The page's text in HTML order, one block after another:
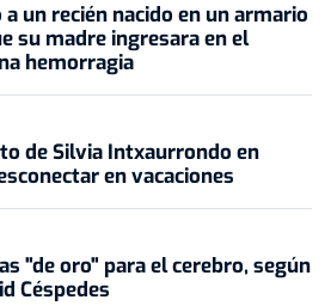
un recién nacido en un armario
su madre ingresara en el
hemorragia
de Silvia Intxaurrondo en
en vacaciones
"de oro" para el cerebro, según
Céspedes